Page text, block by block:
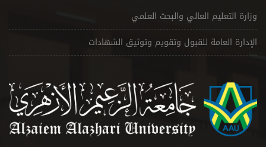
وزارة التعليم العالي والبحث العلمي
الإدارة العامة للقبول وتقويم وتوثيق الشهادات